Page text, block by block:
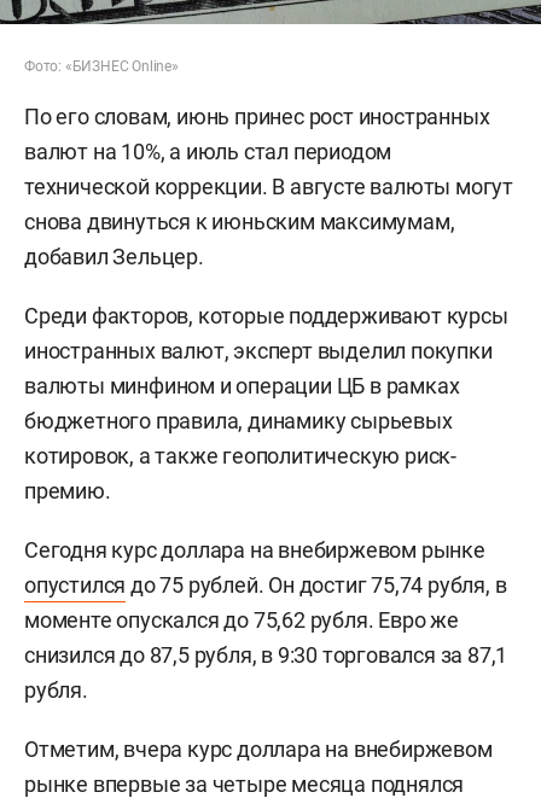
Фото: «БИЗНЕС Online»
По его словам, июнь принес рост иностранных
валют на 10%, а июль стал периодом
технической коррекции. В августе валюты могут
снова двинуться к июньским максимумам,
добавил Зельцер.
Среди факторов, которые поддерживают курсы
иностранных валют, эксперт выделил покупки
валюты минфином и операции ЦБ в рамках
бюджетного правила, динамику сырьевых
котировок, а также геополитическую риск-
премию.
Сегодня курс доллара на внебиржевом рынке
опустился до 75 рублей. Он достиг 75,74 рубля, в
моменте опускался до 75,62 рубля. Евро же
снизился до 87,5 рубля, в 9:30 торговался за 87,1
рубля.
Отметим, вчера курс доллара на внебиржевом
рынке впервые за четыре месяца поднялся